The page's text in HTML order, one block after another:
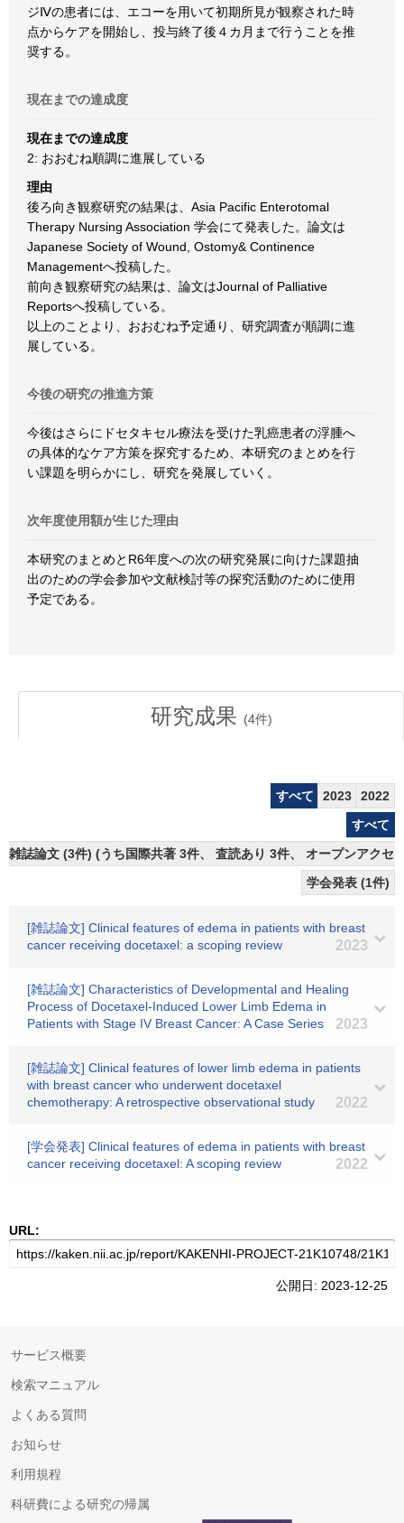
ジⅣの患者には、エコーを用いて初期所見が観察された時
点からケアを開始し、投与終了後４カ月まで行うことを推
奨する。
現在までの達成度
現在までの達成度
2: おおむね順調に進展している
理由
後ろ向き観察研究の結果は、Asia Pacific Enterotomal
Therapy Nursing Association 学会にて発表した。論文は
Japanese Society of Wound, Ostomy& Continence
Managementへ投稿した。
前向き観察研究の結果は、論文はJournal of Palliative
Reportsへ投稿している。
以上のことより、おおむね予定通り、研究調査が順調に進
展している。
今後の研究の推進方策
今後はさらにドセタキセル療法を受けた乳癌患者の浮腫へ
の具体的なケア方策を探究するため、本研究のまとめを行
い課題を明らかにし、研究を発展していく。
次年度使用額が生じた理由
本研究のまとめとR6年度への次の研究発展に向けた課題抽
出のための学会参加や文献検討等の探究活動のために使用
予定である。
研究成果 (4件)
すべて 2023
2022
すべて
雑誌論文 (3件) (うち国際共著 3件、 査読あり 3件、 オープンアクセ
学会発表 (1件)
[雑誌論文] Clinical features of edema in patients with breast
cancer receiving docetaxel: a scoping review
2023
[雑誌論文] Characteristics of Developmental and Healing
Process of Docetaxel-Induced Lower Limb Edema in
Patients with Stage IV Breast Cancer: A Case Series
2023
[雑誌論文] Clinical features of lower limb edema in patients
with breast cancer who underwent docetaxel
chemotherapy: A retrospective observational study
2022
[学会発表] Clinical features of edema in patients with breast
cancer receiving docetaxel: A scoping review
2022
URL:
公開日: 2023-12-25
サービス概要
検索マニュアル
よくある質問
お知らせ
利用規程
科研費による研究の帰属